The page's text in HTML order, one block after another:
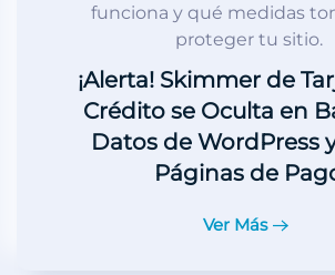
funciona y qué medidas
proteger tu sitio.
¡Alerta! Skimmer de
Crédito se Oculta en
Datos de WordPress
Páginas de
Ver Más